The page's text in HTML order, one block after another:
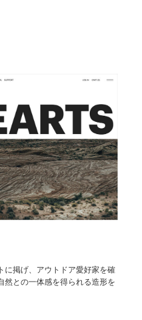
に掲げ、アウトドア愛好家を確
然との一体感を得られる造形を